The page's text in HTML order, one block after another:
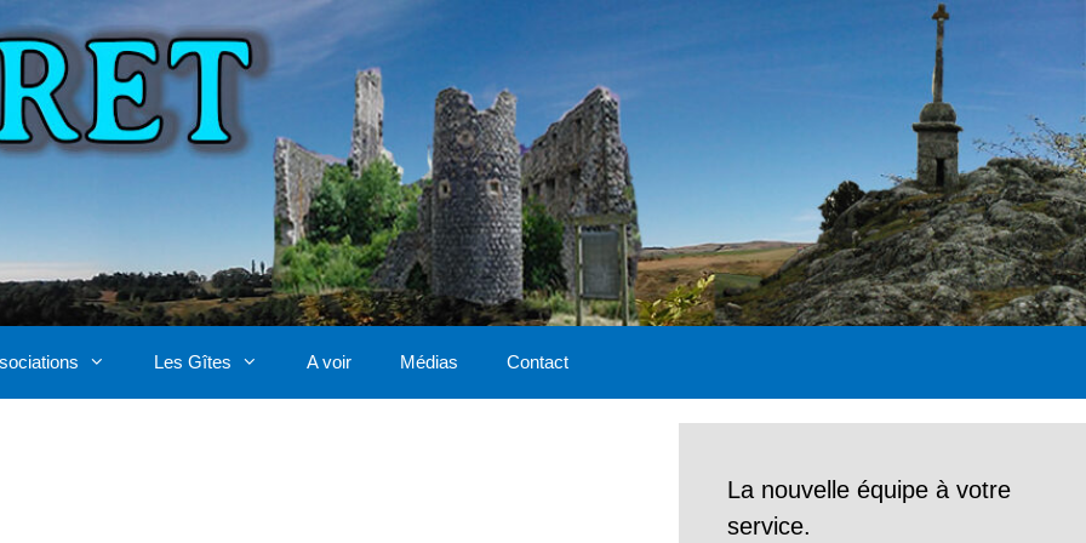
Les Gîtes A voir Médias Contact
La nouvelle équipe à votre
service.